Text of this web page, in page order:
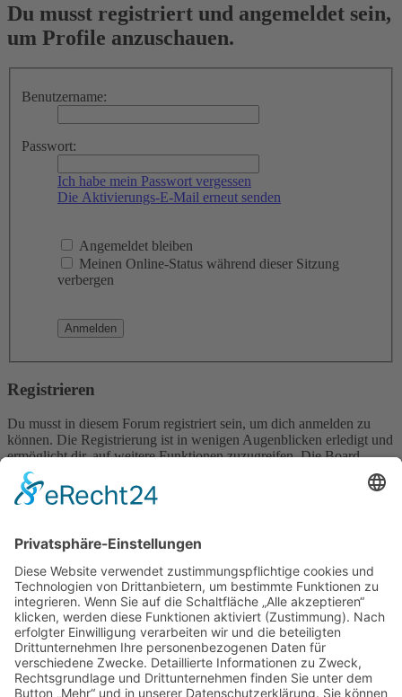
Du musst registriert und angemeldet sein,
um Profile anzuschauen.
Benutzername:
Passwort:
Ich habe mein Passwort vergessen
Die Aktivierungs-E-Mail erneut senden
Angemeldet bleiben
Meinen Online-Status während dieser Sitzung
verbergen
Registrieren
Du musst in diesem Forum registriert sein, um dich anmelden zu
können. Die Registrierung ist in wenigen Augenblicken erledigt und
ermöglicht dir, auf weitere Funktionen zuzugreifen. Die Board-
Administration kann registrierten Benutzern auch zusätzliche
Berechtigungen zuweisen. Beachte bitte unsere
Nutzungsbedingungen und die verwandten Regelungen, bevor du
wenn du dich in diesem Board bewegst.
Nutzungsbedingungen|Datenschutzerklärung
Registrieren
Foren-Übersicht
Alle Zeiten sindUTC+02:00
Alle Cookies löschen